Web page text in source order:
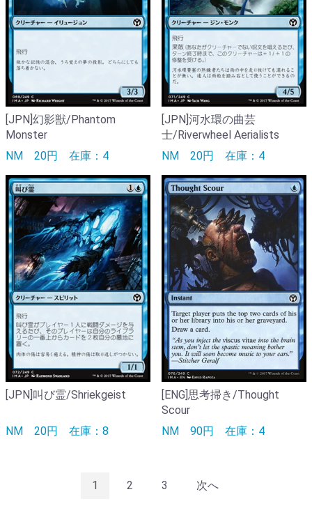
[JPN]幻影獣/Phantom
Monster
NM 20円 在庫：4
[JPN]河水環の曲芸
士/Riverwheel Aerialists
NM 20円 在庫：4
[JPN]叫び霊/Shriekgeist
NM 20円 在庫：8
[ENG]思考掃き/Thought
Scour
NM 90円 在庫：4
1 2 3 次へ